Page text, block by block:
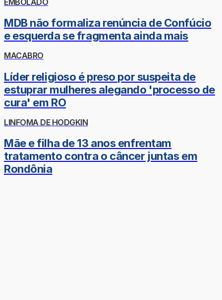
MDB não formaliza renúncia de Confúcio
e esquerda se fragmenta ainda mais
MACABRO
Líder religioso é preso por suspeita de
estuprar mulheres alegando 'processo de
cura' em RO
LINFOMA DE HODGKIN
Mãe e filha de 13 anos enfrentam
tratamento contra o câncer juntas em
Rondônia